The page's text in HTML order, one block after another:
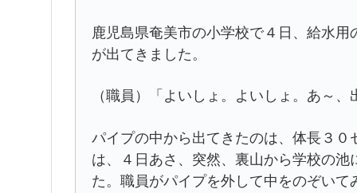
鹿児島県奄美市の小学校で４日、給水
が出てきました。
（職員）「よいしょ。よいしょ。あ～
パイプの中から出てきたのは、体長３
は、４日あさ、突然、裏山から学校の
た。職員がパイプを外して中をのぞい